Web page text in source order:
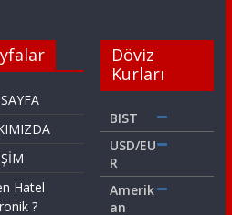
Hatel
?
Döviz
Kurları
BIST
USD/EU
R
Amerik
an